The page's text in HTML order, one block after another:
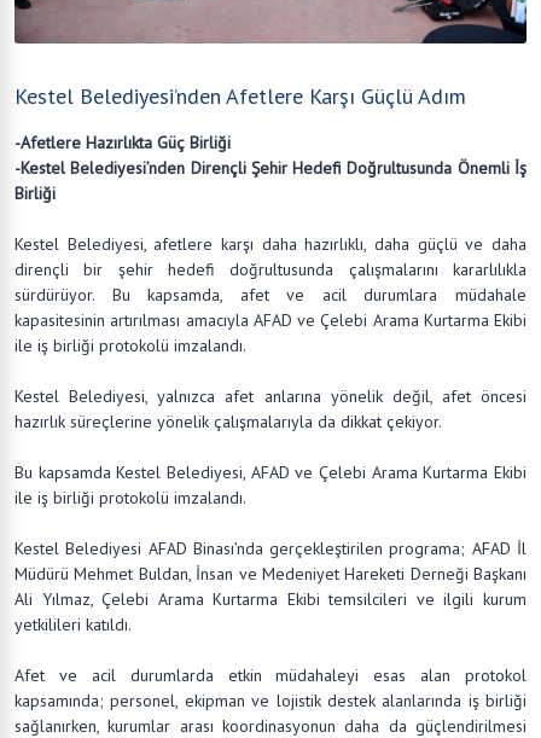
Kestel Belediyesi’nden Afetlere Karşı Güçlü Adım
-Afetlere Hazırlıkta Güç Birliği
-Kestel Belediyesi’nden Dirençli Şehir Hedefi Doğrultusunda Önemli İş
Birliği
Kestel Belediyesi, afetlere karşı daha hazırlıklı, daha güçlü ve daha
dirençli bir şehir hedefi doğrultusunda çalışmalarını kararlılıkla
sürdürüyor. Bu kapsamda, afet ve acil durumlara müdahale
kapasitesinin artırılması amacıyla AFAD ve Çelebi Arama Kurtarma Ekibi
ile iş birliği protokolü imzalandı.
Kestel Belediyesi, yalnızca afet anlarına yönelik değil, afet öncesi
hazırlık süreçlerine yönelik çalışmalarıyla da dikkat çekiyor.
Bu kapsamda Kestel Belediyesi, AFAD ve Çelebi Arama Kurtarma Ekibi
ile iş birliği protokolü imzalandı.
Kestel Belediyesi AFAD Binası’nda gerçekleştirilen programa; AFAD İl
Müdürü Mehmet Buldan, İnsan ve Medeniyet Hareketi Derneği Başkanı
Ali Yılmaz, Çelebi Arama Kurtarma Ekibi temsilcileri ve ilgili kurum
yetkilileri katıldı.
Afet ve acil durumlarda etkin müdahaleyi esas alan protokol
kapsamında; personel, ekipman ve lojistik destek alanlarında iş birliği
sağlanırken, kurumlar arası koordinasyonun daha da güçlendirilmesi